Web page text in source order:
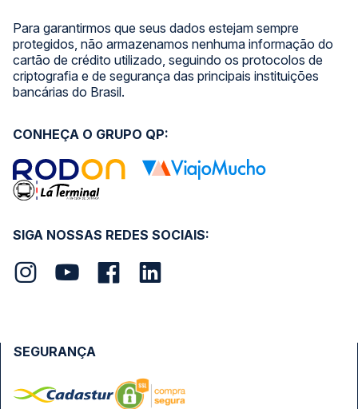
Para garantirmos que seus dados estejam sempre
protegidos, não armazenamos nenhuma informação do
cartão de crédito utilizado, seguindo os protocolos de
criptografia e de segurança das principais instituições
bancárias do Brasil.
SIGA NOSSAS REDES SOCIAIS:
CONHEÇA O GRUPO QP:
SEGURANÇA